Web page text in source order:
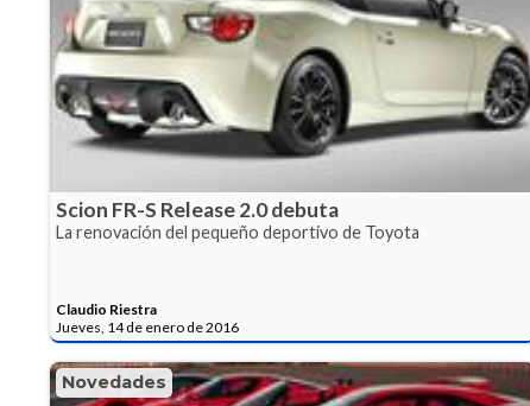
Scion FR-S Release 2.0 debuta
La renovación del pequeño deportivo de Toyota
Claudio Riestra
Jueves, 14 de enero de 2016
Novedades